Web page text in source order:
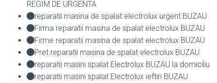
REGIM DE URGENTA
reparatii masina de spalat electrolux urgent BUZAU
Firma reparatii masina de spalat electrolux BUZAU
Firme reparatii masina de spalat electrolux BUZAU
Pret reparatii masina de spalat electrolux BUZAU
reparatii masini spalat Electrolux BUZAU la domiciliu
reparatii masini spalat Electrolux ieftin BUZAU